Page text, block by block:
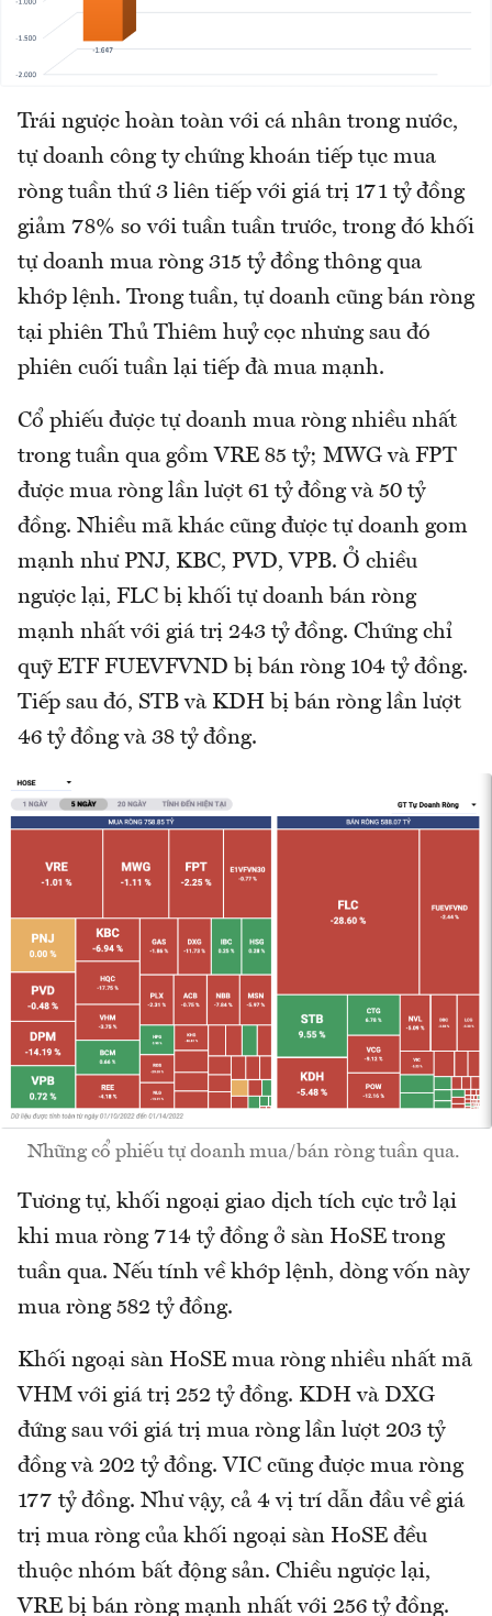
Trái ngược hoàn toàn với cá nhân trong nước,
tự doanh công ty chứng khoán tiếp tục mua
ròng tuần thứ 3 liên tiếp với giá trị 171 tỷ đồng
giảm 78% so với tuần tuần trước, trong đó khối
tự doanh mua ròng 315 tỷ đồng thông qua
khớp lệnh. Trong tuần, tự doanh cũng bán ròng
tại phiên Thủ Thiêm huỷ cọc nhưng sau đó
phiên cuối tuần lại tiếp đà mua mạnh.
Cổ phiếu được tự doanh mua ròng nhiều nhất
trong tuần qua gồm VRE 85 tỷ; MWG và FPT
được mua ròng lần lượt 61 tỷ đồng và 50 tỷ
đồng. Nhiều mã khác cũng được tự doanh gom
mạnh như PNJ, KBC, PVD, VPB. Ở chiều
ngược lại, FLC bị khối tự doanh bán ròng
mạnh nhất với giá trị 243 tỷ đồng. Chứng chỉ
quỹ ETF FUEVFVND bị bán ròng 104 tỷ đồng.
Tiếp sau đó, STB và KDH bị bán ròng lần lượt
46 tỷ đồng và 38 tỷ đồng.
Những cổ phiếu tự doanh mua/bán ròng tuần qua.
Tương tự, khối ngoại giao dịch tích cực trở lại
khi mua ròng 714 tỷ đồng ở sàn HoSE trong
tuần qua. Nếu tính về khớp lệnh, dòng vốn này
mua ròng 582 tỷ đồng.
Khối ngoại sàn HoSE mua ròng nhiều nhất mã
VHM với giá trị 252 tỷ đồng. KDH và DXG
đứng sau với giá trị mua ròng lần lượt 203 tỷ
đồng và 202 tỷ đồng. VIC cũng được mua ròng
177 tỷ đồng. Như vậy, cả 4 vị trí dẫn đầu về giá
trị mua ròng của khối ngoại sàn HoSE đều
thuộc nhóm bất động sản. Chiều ngược lại,
VRE bị bán ròng mạnh nhất với 256 tỷ đồng.